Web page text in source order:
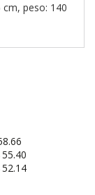
cm, peso: 140
55.40
52.14